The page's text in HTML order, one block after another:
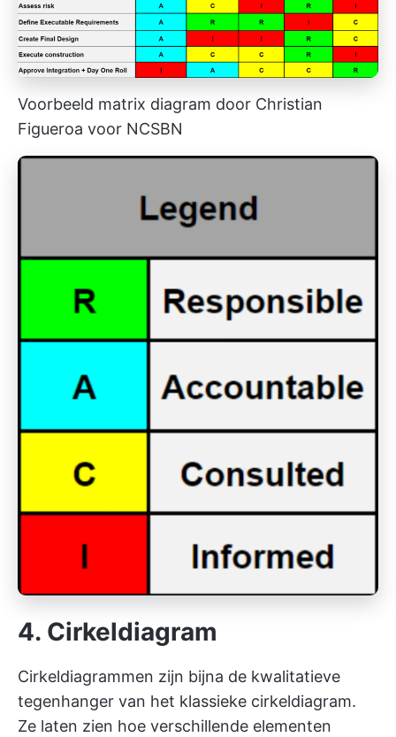
Voorbeeld matrix diagram door Christian
Figueroa voor NCSBN
4. Cirkeldiagram
Cirkeldiagrammen zijn bijna de kwalitatieve
tegenhanger van het klassieke cirkeldiagram.
Ze laten zien hoe verschillende elementen